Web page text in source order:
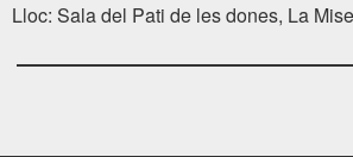
Lloc: Sala del Pati de les dones, La